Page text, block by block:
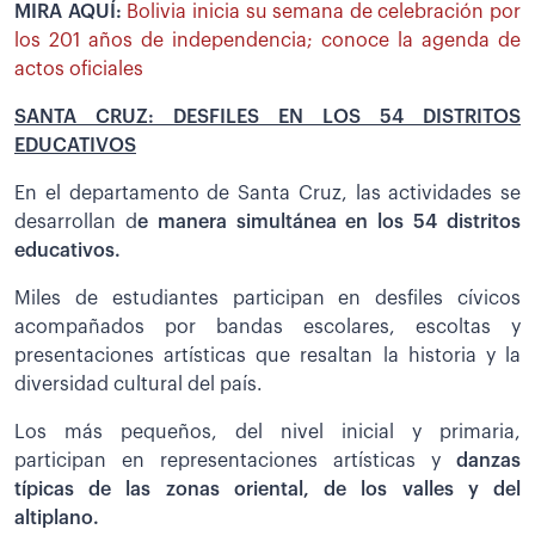
MIRA AQUÍ: Bolivia inicia su semana de celebración por
los 201 años de independencia; conoce la agenda de
actos oficiales
SANTA CRUZ: DESFILES EN LOS 54 DISTRITOS
EDUCATIVOS
En el departamento de Santa Cruz, las actividades se
desarrollan de manera simultánea en los 54 distritos
educativos.
Miles de estudiantes participan en desfiles cívicos
acompañados por bandas escolares, escoltas y
presentaciones artísticas que resaltan la historia y la
diversidad cultural del país.
Los más pequeños, del nivel inicial y primaria,
participan en representaciones artísticas y danzas
típicas de las zonas oriental, de los valles y del
altiplano.